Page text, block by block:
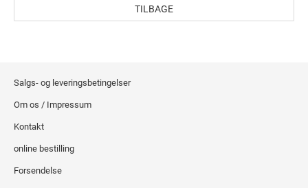
TILBAGE
Salgs- og leveringsbetingelser
Om os / Impressum
Kontakt
online bestilling
Forsendelse